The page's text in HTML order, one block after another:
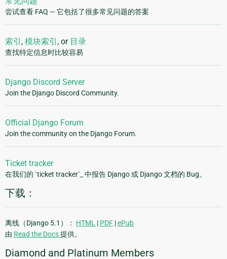
尝试查看 FAQ — 它包括了很多常见问题的答案
索引 , 模块索引 , or 目录
查找特定信息时比较容易
Django Discord Server
Join the Django Discord Community.
Official Django Forum
Join the community on the Django Forum.
Ticket tracker
在我们的 `ticket tracker`_ 中报告 Django 或 Django 文档的 Bug。
下载：
离线（Django 5.1）： HTML | PDF |ePub
由 Read the Docs提供。
Diamond and Platinum Members